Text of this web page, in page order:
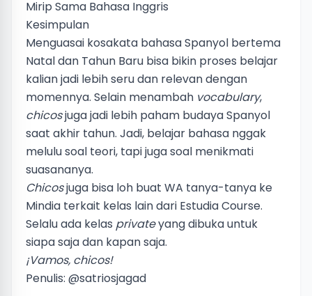
Mirip Sama Bahasa Inggris
Kesimpulan
Menguasai kosakata bahasa Spanyol bertema
Natal dan Tahun Baru bisa bikin proses belajar
kalian jadi lebih seru dan relevan dengan
momennya. Selain menambah vocabulary,
chicosjuga jadi lebih paham budaya Spanyol
saat akhir tahun. Jadi, belajar bahasa nggak
melulu soal teori, tapi juga soal menikmati
suasananya.
Chicosjuga bisa loh buat WA tanya-tanya ke
Mindia terkait kelas lain dari Estudia Course.
Selalu ada kelas privateyang dibuka untuk
siapa saja dan kapan saja.
¡Vamos, chicos!
Penulis: @satriosjagad